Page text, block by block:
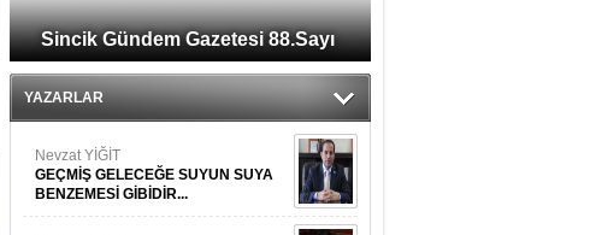
Erdoğan'ın liderliğidir"
Sincik Gündem Gazetesi 88.Sayı
YAZARLAR
Nevzat YİĞİT
GEÇMİŞ GELECEĞE SUYUN SUYA
BENZEMESİ GİBİDİR...